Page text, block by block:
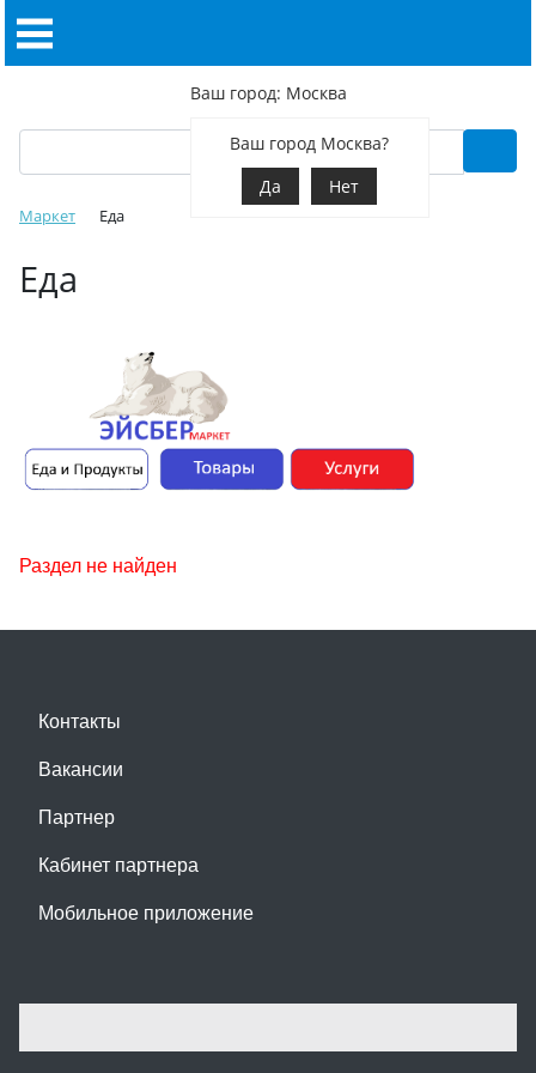
Ваш город: Москва
Ваш город Москва?
Да
Нет
Маркет Еда
Еда
Раздел не найден
Контакты
Вакансии
Партнер
Кабинет партнера
Мобильное приложение